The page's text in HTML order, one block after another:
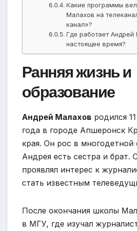
Какие программы
Малахов на
канал»?
Где работает
настоящее время?
Ранняя жизнь и
образование
Андрей Малахов родился
года в городе Апшеронск
края. Он рос в многодетной
Андрея есть сестра и брат.
проявлял интерес к
стать известным
После окончания школы
в МГУ, где изучал